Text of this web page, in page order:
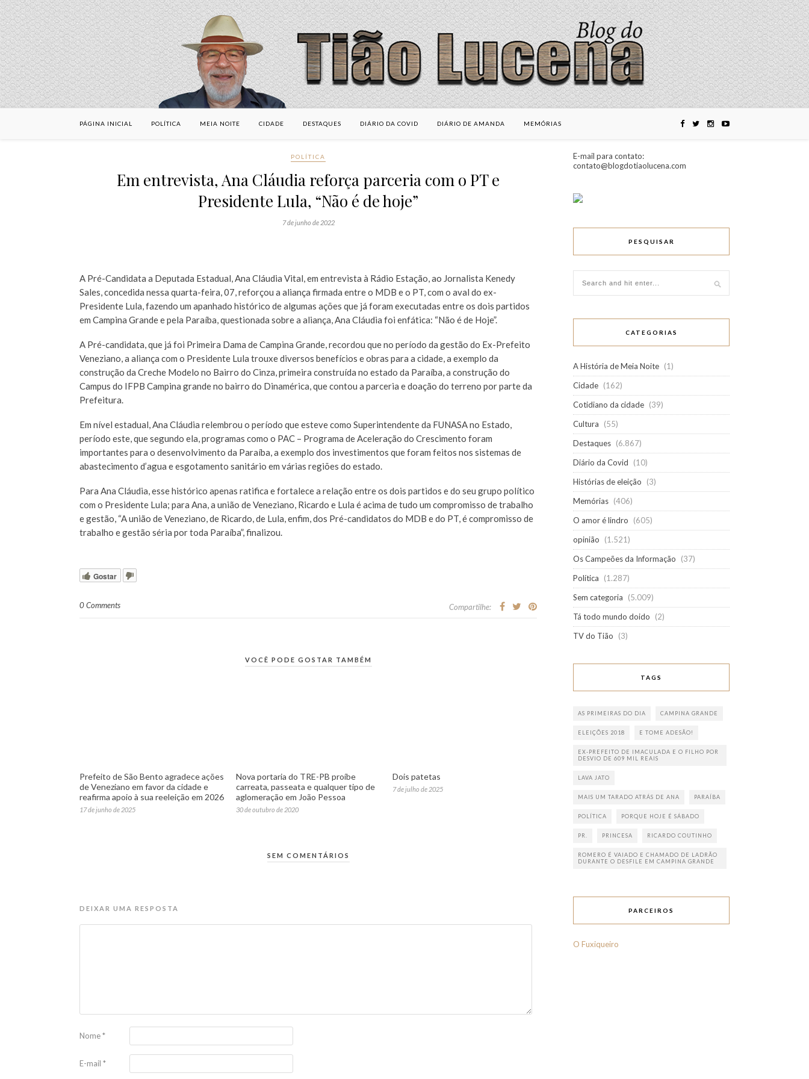
PÁGINA INICIAL POLÍTICA MEIA NOITE CIDADE DESTAQUES DIÁRIO DA COVID DIÁRIO DE AMANDA MEMÓRIAS
POLÍTICA
Em entrevista, Ana Cláudia reforça parceria com o PT e
Presidente Lula, “Não é de hoje”
7 de junho de 2022
A Pré-Candidata a Deputada Estadual, Ana Cláudia Vital, em entrevista à Rádio Estação, ao Jornalista Kenedy
Sales, concedida nessa quarta-feira, 07, reforçou a aliança firmada entre o MDB e o PT, com o aval do ex-
Presidente Lula, fazendo um apanhado histórico de algumas ações que já foram executadas entre os dois partidos
em Campina Grande e pela Paraíba, questionada sobre a aliança, Ana Cláudia foi enfática: “Não é de Hoje”.
A Pré-candidata, que já foi Primeira Dama de Campina Grande, recordou que no período da gestão do Ex-Prefeito
Veneziano, a aliança com o Presidente Lula trouxe diversos benefícios e obras para a cidade, a exemplo da
construção da Creche Modelo no Bairro do Cinza, primeira construída no estado da Paraíba, a construção do
Campus do IFPB Campina grande no bairro do Dinamérica, que contou a parceria e doação do terreno por parte da
Prefeitura.
Em nível estadual, Ana Cláudia relembrou o período que esteve como Superintendente da FUNASA no Estado,
período este, que segundo ela, programas como o PAC – Programa de Aceleração do Crescimento foram
importantes para o desenvolvimento da Paraíba, a exemplo dos investimentos que foram feitos nos sistemas de
abastecimento d’agua e esgotamento sanitário em várias regiões do estado.
Para Ana Cláudia, esse histórico apenas ratifica e fortalece a relação entre os dois partidos e do seu grupo político
com o Presidente Lula; para Ana, a união de Veneziano, Ricardo e Lula é acima de tudo um compromisso de trabalho
e gestão, “A união de Veneziano, de Ricardo, de Lula, enfim, dos Pré-candidatos do MDB e do PT, é compromisso de
trabalho e gestão séria por toda Paraíba”, finalizou.
Gostar
0 Comments Compartilhe:
VOCÊ PODE GOSTAR TAMBÉM
Prefeito de São Bento agradece ações
de Veneziano em favor da cidade e
reafirma apoio à sua reeleição em 2026
17 de junho de 2025
Nova portaria do TRE-PB proíbe
carreata, passeata e qualquer tipo de
aglomeração em João Pessoa
30 de outubro de 2020
Dois patetas
7 de julho de 2025
SEM COMENTÁRIOS
DEIXAR UMA RESPOSTA
Nome*
E-mail *
E-mail para contato:
contato@blogdotiaolucena.com
PESQUISAR
CATEGORIAS
A História de Meia Noite (1)
Cidade (162)
Cotidiano da cidade (39)
Cultura
(55)
Destaques (6.867)
Diário da Covid
(10)
Histórias de eleição
(3)
Memórias (406)
O amor é lindro
(605)
opinião
(1.521)
Os Campeões da Informação
(37)
Política
(1.287)
Sem categoria
(5.009)
Tá todo mundo doido
(2)
TV do Tião
(3)
TAGS
AS PRIMEIRAS DO DIA CAMPINA GRANDE
ELEIÇÕES 2018 E TOME ADESÃO!
EX-PREFEITO DE IMACULADA E O FILHO POR
DESVIO DE 609 MIL REAIS
LAVA JATO
MAIS UM TARADO ATRÁS DE ANA PARAÍBA
POLÍTICA PORQUE HOJE É SÁBADO
PR. PRINCESA RICARDO COUTINHO
ROMERO É VAIADO E CHAMADO DE LADRÃO
DURANTE O DESFILE EM CAMPINA GRANDE
PARCEIROS
O Fuxiqueiro